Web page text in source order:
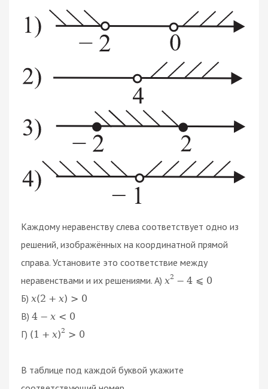
Каждому неравенству слева соответствует одно из
решений, изображённых на координатной прямой
справа. Установите это соответствие между
неравенствами и их решениями. А) x2 − 4 ⩽ 0
Б) x(2 + x) > 0
В) 4 − x < 0
Г) (1 + x)2 > 0
В таблице под каждой буквой укажите